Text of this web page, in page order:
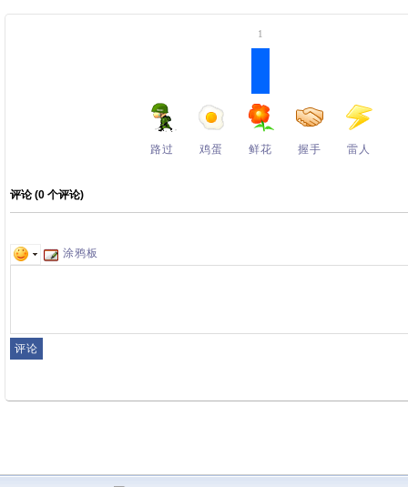
路过 鸡蛋
1
鲜花 握手 雷人
评论 (0 个评论)
涂鸦板